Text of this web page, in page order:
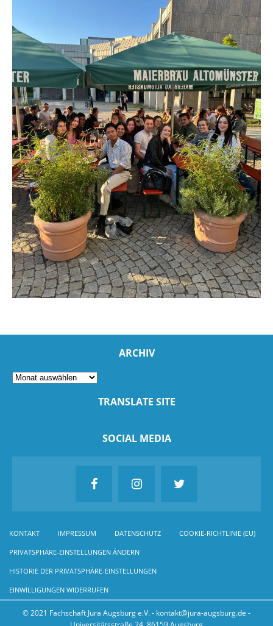
ARCHIV
TRANSLATE SITE
SOCIAL MEDIA
KONTAKT IMPRESSUM DATENSCHUTZ COOKIE-RICHTLINIE (EU)
PRIVATSPHÄRE-EINSTELLUNGEN ÄNDERN
HISTORIE DER PRIVATSPHÄRE-EINSTELLUNGEN
EINWILLIGUNGEN WIDERRUFEN
© 2021 Fachschaft Jura Augsburg e.V. - kontakt@jura-augsburg.de -